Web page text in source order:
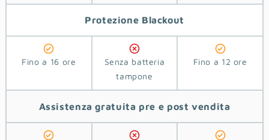
Protezione Blackout
Fino a 16 ore
Senza batteria
tampone
Fino a 12 ore
Assistenza gratuita pre e post vendita